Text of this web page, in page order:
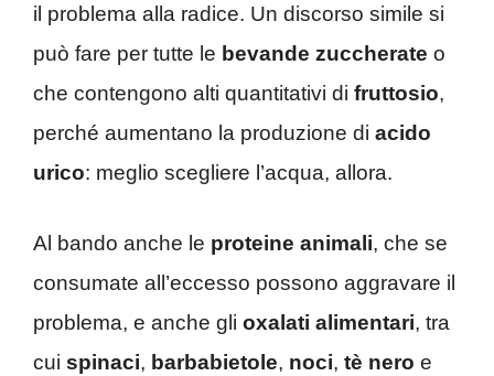
il problema alla radice. Un discorso simile si
può fare per tutte le bevande zuccherate o
che contengono alti quantitativi di fruttosio,
perché aumentano la produzione di acido
urico: meglio scegliere l’acqua, allora.
Al bando anche le proteine animali, che se
consumate all’eccesso possono aggravare il
problema, e anche gli oxalati alimentari, tra
cui spinaci, barbabietole, noci, tè nero e